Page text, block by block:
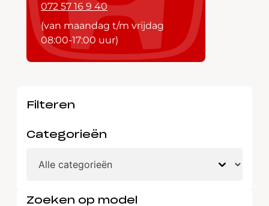
072 57 16 9 40
(van maandag t/m vrijdag
08:00-17:00 uur)
Filteren
Categorieën
Zoeken op model